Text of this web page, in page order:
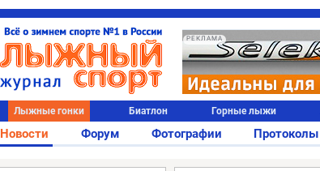
РЕКЛАМА
Лыжные гонки Биатлон Горные лыжи
Новости Форум Фотографии Протоколы